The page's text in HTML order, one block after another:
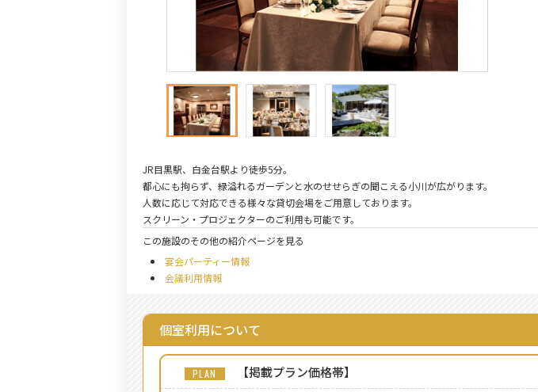
JR目黒駅、白金台駅より徒歩5分。
都心にも拘らず、緑溢れるガーデンと水のせせらぎの聞こえる小川が広がります。
人数に応じて対応できる様々な貸切会場をご用意しております。
スクリーン・プロジェクターのご利用も可能です。
この施設のその他の紹介ページを見る
宴会パーティー情報
会議利用情報
個室利用について
【掲載プラン価格帯】